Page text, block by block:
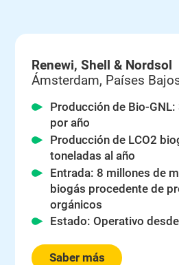
Renewi, Shell & Nordsol
Ámsterdam, Países
Producción de Bio-
por año
Producción de LCO2
toneladas al año
Entrada: 8 millones de
biogás procedente de
orgánicos
Estado: Operativo
Saber más